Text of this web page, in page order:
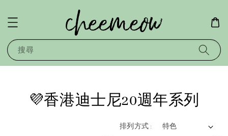
搜尋
💜香港迪士尼20週年系列
排列方式 :